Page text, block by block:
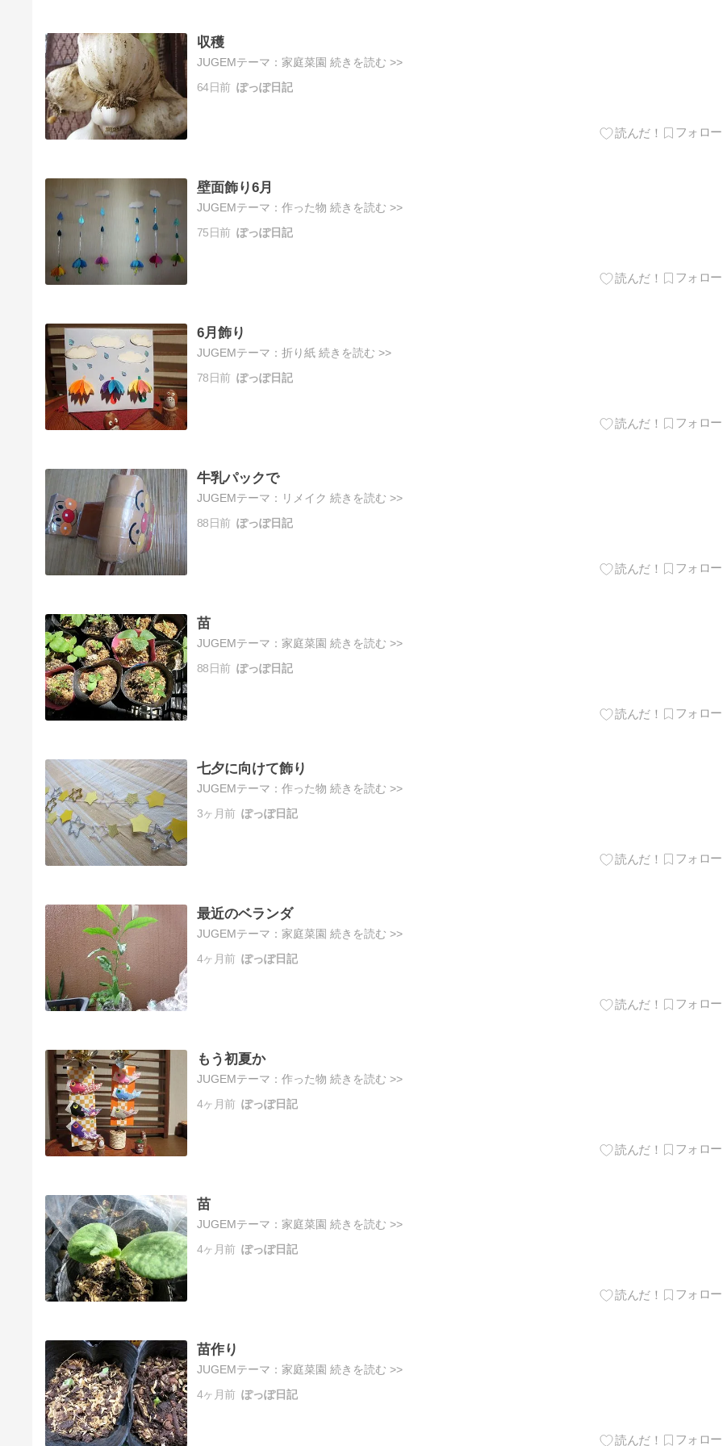
収穫
JUGEMテーマ：家庭菜園 続きを読む >>
64日前 ぽっぽ日記
壁面飾り6月
JUGEMテーマ：作った物 続きを読む >>
75日前 ぽっぽ日記
6月飾り
JUGEMテーマ：折り紙 続きを読む >>
78日前 ぽっぽ日記
牛乳パックで
JUGEMテーマ：リメイク 続きを読む >>
88日前 ぽっぽ日記
苗
JUGEMテーマ：家庭菜園 続きを読む >>
88日前 ぽっぽ日記
七夕に向けて飾り
JUGEMテーマ：作った物 続きを読む >>
3ヶ月前 ぽっぽ日記
最近のベランダ
JUGEMテーマ：家庭菜園 続きを読む >>
4ヶ月前 ぽっぽ日記
もう初夏か
JUGEMテーマ：作った物 続きを読む >>
4ヶ月前 ぽっぽ日記
苗
JUGEMテーマ：家庭菜園 続きを読む >>
4ヶ月前 ぽっぽ日記
苗作り
JUGEMテーマ：家庭菜園 続きを読む >>
4ヶ月前 ぽっぽ日記